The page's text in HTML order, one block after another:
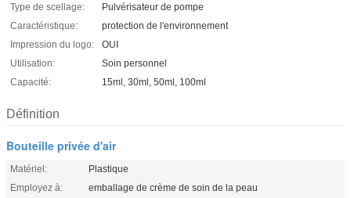
Type de scellage:
Pulvérisateur de pompe
Caractéristique:
protection de l'environnement
Impression du logo:
OUI
Utilisation:
Soin personnel
Capacité:
15ml, 30ml, 50ml, 100ml
Définition
Bouteille privée d'air
Matériel:
Plastique
Employez à:
emballage de crème de soin de la peau